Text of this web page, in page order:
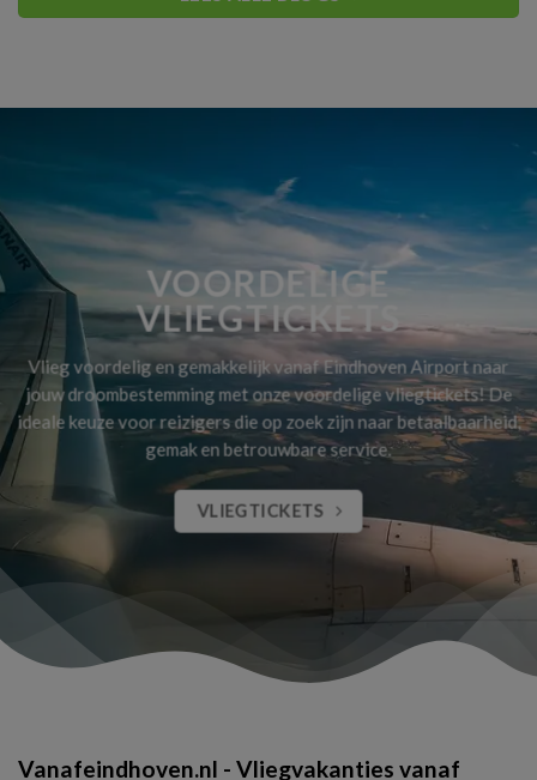
VOORDELIGE
VLIEGTICKETS
Vlieg voordelig en gemakkelijk vanaf Eindhoven Airport naar
jouw droombestemming met onze voordelige vliegtickets! De
ideale keuze voor reizigers die op zoek zijn naar betaalbaarheid,
gemak en betrouwbare service.
VLIEGTICKETS
Vanafeindhoven.nl - Vliegvakanties vanaf